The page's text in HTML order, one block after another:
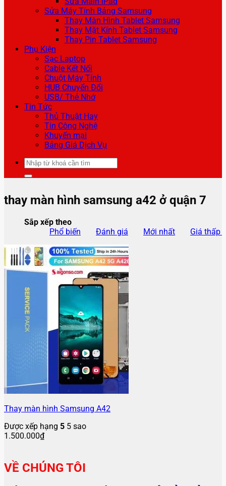
Sửa Máy Tính Bảng Samsung
Thay Màn Hình Tablet Samsung
Thay Mặt Kính Tablet Samsung
Thay Pin Tablet Samsung
Phụ Kiện
Sạc Laptop
Cable Kết Nối
Chuột Máy Tính
HUB Chuyển Đổi
USB/ Thẻ Nhớ
Tin Tức
Thủ Thuật Hay
Tin Công Nghệ
Khuyến mại
Bảng Giá Dịch Vụ
Tìm
kiếm:
thay màn hình samsung a42 ở quận 7
Sắp xếp theo
Phổ biến
Đánh giá Mới nhất Giá thấp
Thay màn hình Samsung A42
Được xếp hạng 5 5 sao
1.500.000₫
VỀ CHÚNG TÔI